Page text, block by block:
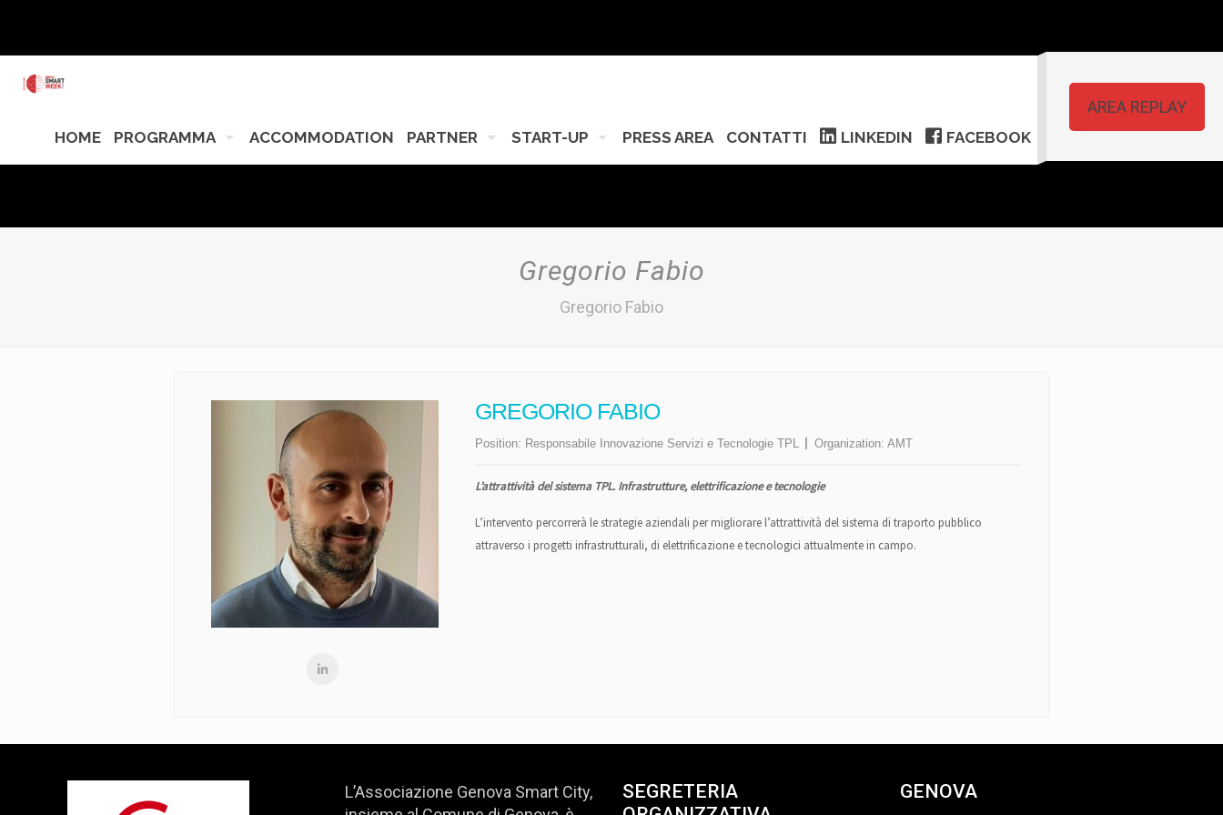
HOME PROGRAMMA ACCOMMODATION PARTNER START-UP PRESS AREA CONTATTI LINKEDIN FACEBOOK
AREA REPLAY
Gregorio Fabio
Gregorio Fabio
GREGORIO FABIO
Position: Responsabile Innovazione Servizi e Tecnologie TPL Organization: AMT
L’attrattività del sistema TPL. Infrastrutture, elettrificazione e tecnologie
L’intervento percorrerà le strategie aziendali per migliorare l’attrattività del sistema di traporto pubblico
attraverso i progetti infrastrutturali, di elettrificazione e tecnologici attualmente in campo.
L’Associazione Genova Smart City,
SEGRETERIA
GENOVA